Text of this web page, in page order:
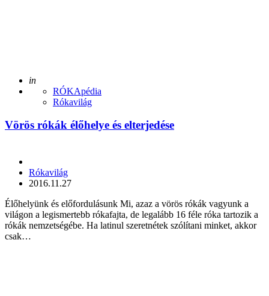
Posted
in
RÓKApédia
Rókavilág
Vörös rókák élőhelye és elterjedése
Posted
by
Rókavilág
2016.11.27
Élőhelyünk és előfordulásunk Mi, azaz a vörös rókák vagyunk a
világon a legismertebb rókafajta, de legalább 16 féle róka tartozik a
rókák nemzetségébe. Ha latinul szeretnétek szólítani minket, akkor
csak…